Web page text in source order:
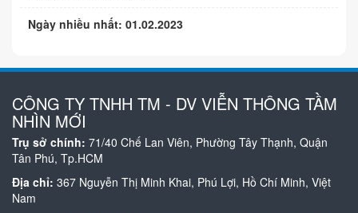
Ngày nhiều nhất: 01.02.2023
CÔNG TY TNHH TM - DV VIỄN THÔNG TẦM
NHÌN MỚI
Trụ sở chính: 71/40 Chế Lan Viên, Phường Tây Thạnh, Quận
Tân Phú, Tp.HCM
Địa chỉ: 367 Nguyễn Thị Minh Khai, Phú Lợi, Hồ Chí Minh, Việt
Nam